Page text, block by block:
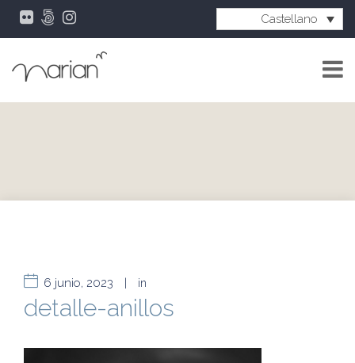
Castellano
6 junio, 2023 | in
detalle-anillos